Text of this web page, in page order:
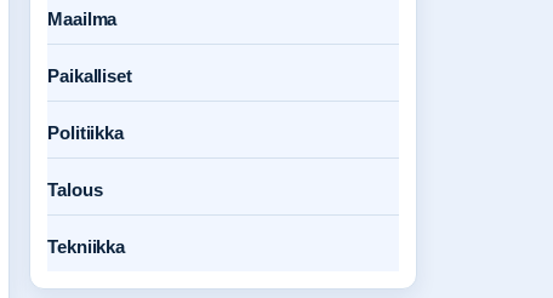
Maailma
Paikalliset
Politiikka
Talous
Tekniikka